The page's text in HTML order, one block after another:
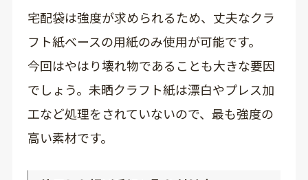
宅配袋は強度が求められるため、丈夫なクラ
フト紙ベースの用紙のみ使用が可能です。
今回はやはり壊れ物であることも大きな要因
でしょう。未晒クラフト紙は漂白やプレス加
工など処理をされていないので、最も強度の
高い素材です。